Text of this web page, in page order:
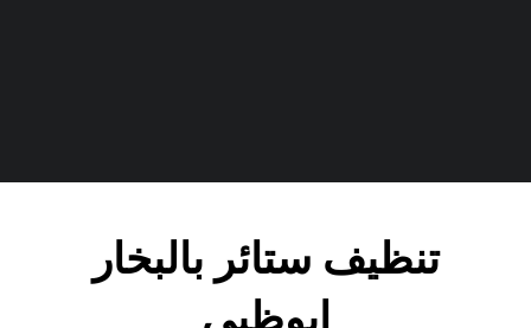
تنظيف ستائر بالبخار
ابوظبي